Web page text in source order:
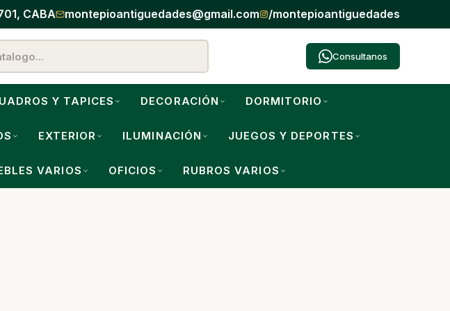
CABA montepioantiguedades@gmail.com /montepioantiguedades
Consultanos
Y TAPICES DECORACIÓN DORMITORIO
EXTERIOR ILUMINACIÓN JUEGOS Y DEPORTES
VARIOS OFICIOS RUBROS VARIOS